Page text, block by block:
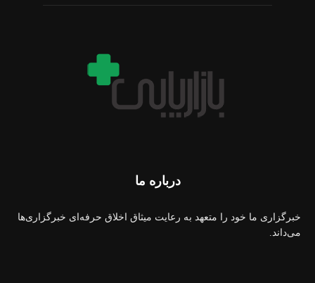
درباره ما
خبرگزاری ما خود را متعهد به رعایت میثاق اخلاق حرفه‌ای خبرگزاری‌ها
می‌داند.